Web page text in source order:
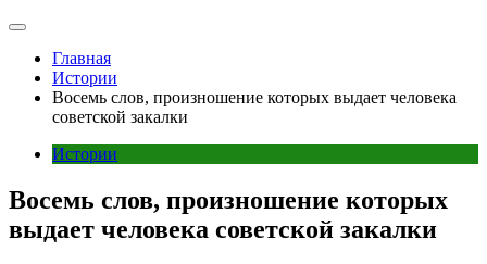
Главная
Истории
Восемь слов, произношение которых выдает человека
советской закалки
Истории
Восемь слов, произношение которых
выдает человека советской закалки